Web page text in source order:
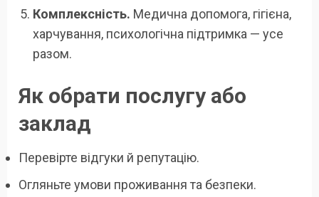
Комплексність. Медична допомога, гігієна,
харчування, психологічна підтримка — усе
разом.
Як обрати послугу або
заклад
Перевірте відгуки й репутацію.
Огляньте умови проживання та безпеки.